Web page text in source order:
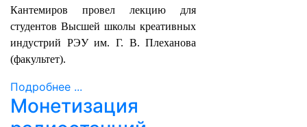
Кантемиров провел лекцию для
студентов Высшей школы креативных
индустрий РЭУ им. Г. В. Плеханова
(факультет).
Подробнее ...
Монетизация